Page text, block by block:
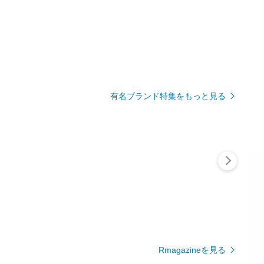
有名ブランド特集をもっと見る
Rmagazineを見る